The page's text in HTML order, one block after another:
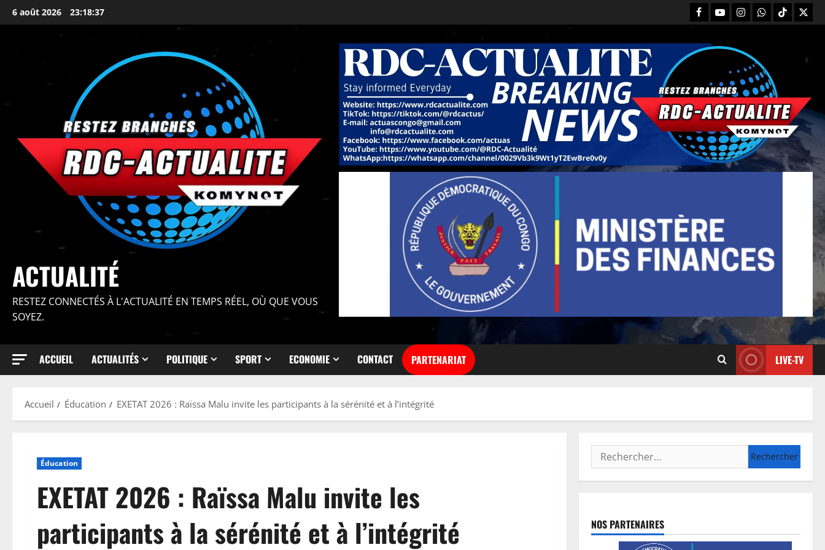
principal
6 août 2026 23:18:39
ACTUALITÉ
RESTEZ CONNECTÉS À L'ACTUALITÉ EN TEMPS RÉEL, OÙ QUE VOUS
SOYEZ.
ACCUEIL ACTUALITÉS POLITIQUE SPORT ECONOMIE CONTACT PARTENARIAT LIVE-TV
Accueil Éducation EXETAT 2026 : Raïssa Malu invite les participants à la sérénité et à l’intégrité
Éducation
EXETAT 2026 : Raïssa Malu invite les
participants à la sérénité et à l’intégrité
NOS PARTENAIRES